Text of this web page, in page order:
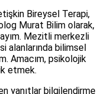
Bireysel Terapi,
Murat Bilim olarak,
Mezitli merkezli
alanlarında bilimsel
Amacım, psikolojik
etmek.
yanıtlar bilgilendirme